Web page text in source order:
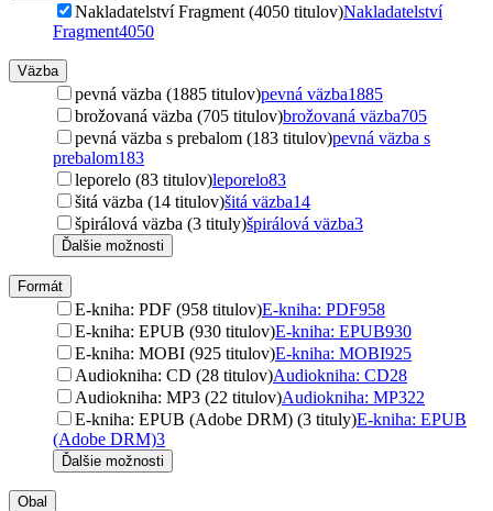
Nakladatelství Fragment (4050 titulov)Nakladatelství
Fragment4050
Väzba
pevná väzba (1885 titulov)pevná väzba1885
brožovaná väzba (705 titulov)brožovaná väzba705
pevná väzba s prebalom (183 titulov)pevná väzba s
prebalom183
leporelo (83 titulov)leporelo83
šitá väzba (14 titulov)šitá väzba14
špirálová väzba (3 tituly)špirálová väzba3
Ďalšie možnosti
Formát
E-kniha: PDF (958 titulov)E-kniha: PDF958
E-kniha: EPUB (930 titulov)E-kniha: EPUB930
E-kniha: MOBI (925 titulov)E-kniha: MOBI925
Audiokniha: CD (28 titulov)Audiokniha: CD28
Audiokniha: MP3 (22 titulov)Audiokniha: MP322
E-kniha: EPUB (Adobe DRM) (3 tituly)E-kniha: EPUB
(Adobe DRM)3
Ďalšie možnosti
Obal